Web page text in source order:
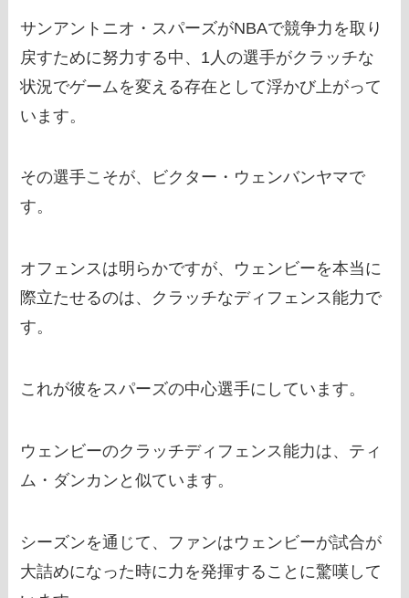
サンアントニオ・スパーズがNBAで競争力を取り
戻すために努力する中、1人の選手がクラッチな
状況でゲームを変える存在として浮かび上がって
います。
その選手こそが、ビクター・ウェンバンヤマで
す。
オフェンスは明らかですが、ウェンビーを本当に
際立たせるのは、クラッチなディフェンス能力で
す。
これが彼をスパーズの中心選手にしています。
ウェンビーのクラッチディフェンス能力は、ティ
ム・ダンカンと似ています。
シーズンを通じて、ファンはウェンビーが試合が
大詰めになった時に力を発揮することに驚嘆して